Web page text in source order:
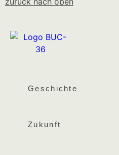
Geschichte
Zukunft